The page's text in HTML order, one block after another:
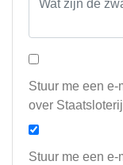
Stuur me een
over Staatsloterij
Stuur me een